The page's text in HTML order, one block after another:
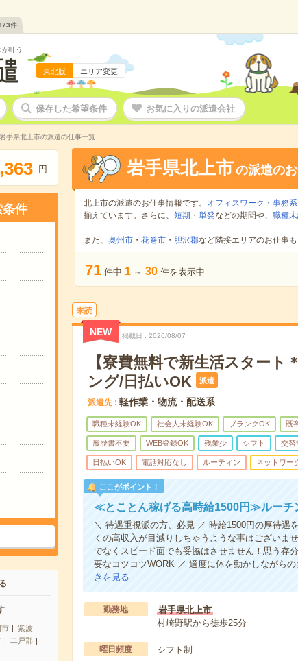
件
叶う
東北版 エリア変更
保存した希望条件 お気に入りの派遣会社
岩手県北上市の派遣の仕事一覧
363 円
件
紫波
二戸郡
岩手県北上市の派遣の
北上市の派遣のお仕事情報です。 オフィスワーク・事務系
揃えています。さらに、 短期 ・ 単発などの期間や、 職種
また、 奥州市・ 花巻市・ 胆沢郡など隣接エリアのお仕事も
71 件中 1 ～ 30 件を表示中
未読
NEW 掲載日 2026/08/07
【寮費無料で新生活スタート
ング/日払いOK
派遣
派遣先 軽作業・物流・配送系
職種未経験OK 社会人未経験OK ブランクOK 既
履歴書不要 WEB登録OK 残業少 シフト 交替
日払いOK 電話対応なし ルーティン ネットワー
ここがポイント！
≪とことん稼げる高時給1500円≫ルーチ
＼ 待遇重視派の方、必見 ／ 時給1500円の厚待遇
くの高収入が目減りしちゃうような事はございま
でなくスピード面でも妥協はさせません！思う存
要なコツコツWORK ／ 適度に体を動かしながら
きを見る
勤務地
岩手県北上市
村崎野駅から徒歩25分
曜日頻度 シフト制